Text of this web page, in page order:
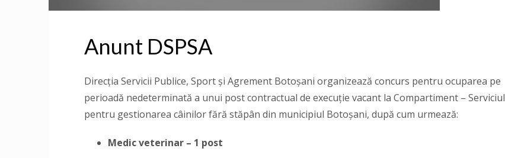
Anunt DSPSA
Direcţia Servicii Publice, Sport și Agrement Botoşani organizează concurs pentru ocuparea pe
perioadă nedeterminată a unui post contractual de execuție vacant la Compartiment – Serviciul
pentru gestionarea câinilor fără stăpân din municipiul Botoșani, după cum urmează:
Medic veterinar – 1 post